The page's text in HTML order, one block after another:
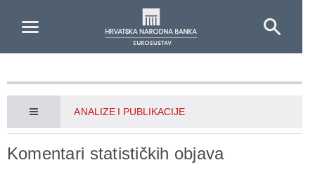
ANALIZE I PUBLIKACIJE
Komentari statističkih objava